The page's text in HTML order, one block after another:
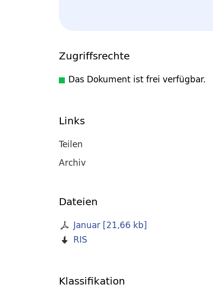
Zugriffsrechte
Das Dokument ist frei verfügbar.
Links
Teilen
Archiv
Dateien
Januar[21,66 kb]
RIS
Klassifikation